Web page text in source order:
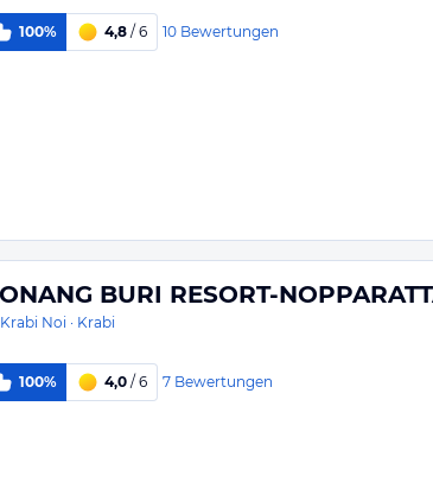
100% 4,8 / 6 10 Bewertungen
BURI RESORT-
Krabi Noi · Krabi
100% 4,0 / 6 7 Bewertungen